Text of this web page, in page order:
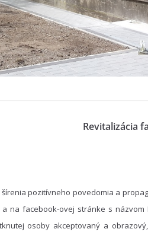
Revitalizácia
šírenia pozitívneho povedomia a
facebook-ovej stránke s
osoby akceptovaný a